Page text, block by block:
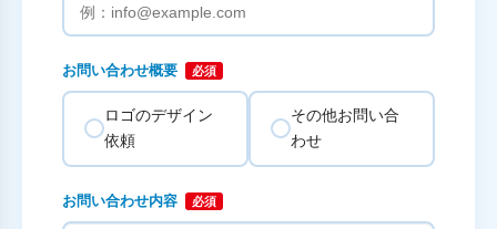
お問い合わせ概要 必須
ロゴのデザイン
依頼
その他お問い合
わせ
お問い合わせ内容 必須